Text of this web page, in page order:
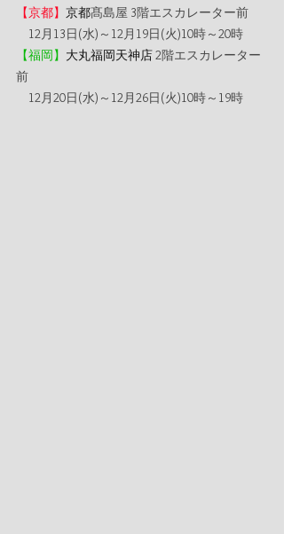
【京都】 京都髙島屋 3階エスカレーター前
12月13日(水)～12月19日(火)10時～20時
【福岡】 大丸福岡天神店 2階エスカレーター
前
12月20日(水)～12月26日(火)10時～19時